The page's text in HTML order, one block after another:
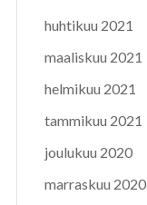
huhtikuu 2021
maaliskuu 2021
helmikuu 2021
tammikuu 2021
joulukuu 2020
marraskuu 2020